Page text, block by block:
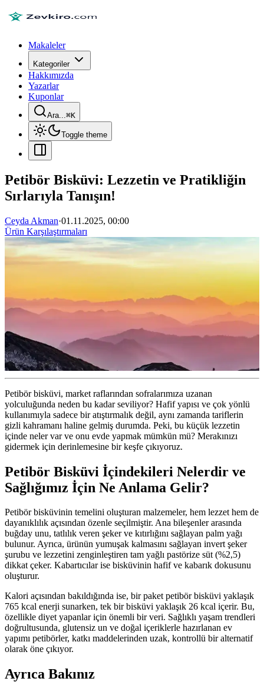
Makaleler
Kategoriler
Hakkımızda
Yazarlar
Kuponlar
Ara...⌘K
Toggle theme
Petibör Bisküvi: Lezzetin ve Pratikliğin
Sırlarıyla Tanışın!
Ceyda Akman·01.11.2025, 00:00
Ürün Karşılaştırmaları
Petibör bisküvi, market raflarından sofralarımıza uzanan
yolculuğunda neden bu kadar seviliyor? Hafif yapısı ve çok yönlü
kullanımıyla sadece bir atıştırmalık değil, aynı zamanda tariflerin
gizli kahramanı haline gelmiş durumda. Peki, bu küçük lezzetin
içinde neler var ve onu evde yapmak mümkün mü? Merakınızı
gidermek için derinlemesine bir keşfe çıkıyoruz.
Petibör Bisküvi İçindekileri Nelerdir ve
Sağlığımız İçin Ne Anlama Gelir?
Petibör bisküvinin temelini oluşturan malzemeler, hem lezzet hem de
dayanıklılık açısından özenle seçilmiştir. Ana bileşenler arasında
buğday unu, tatlılık veren şeker ve kıtırlığını sağlayan palm yağı
bulunur. Ayrıca, ürünün yumuşak kalmasını sağlayan invert şeker
şurubu ve lezzetini zenginleştiren tam yağlı pastörize süt (%2,5)
dikkat çeker. Kabartıcılar ise bisküvinin hafif ve kabarık dokusunu
oluşturur.
Kalori açısından bakıldığında ise, bir paket petibör bisküvi yaklaşık
765 kcal enerji sunarken, tek bir bisküvi yaklaşık 26 kcal içerir. Bu,
özellikle diyet yapanlar için önemli bir veri. Sağlıklı yaşam trendleri
doğrultusunda, glutensiz un ve doğal içeriklerle hazırlanan ev
yapımı petibörler, katkı maddelerinden uzak, kontrollü bir alternatif
olarak öne çıkıyor.
Ayrıca Bakınız